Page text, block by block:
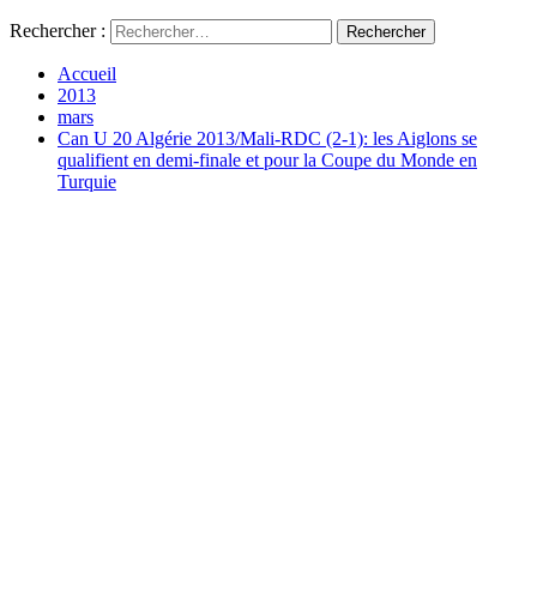
Rechercher :
Accueil
2013
mars
Can U 20 Algérie 2013/Mali-RDC (2-1): les Aiglons se
qualifient en demi-finale et pour la Coupe du Monde en
Turquie